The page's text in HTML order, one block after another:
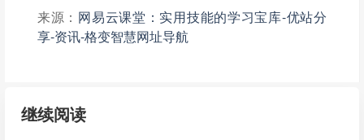
来源： 网易云课堂：实用技能的学习宝库-优站分
享-资讯-格变智慧网址导航
继续阅读